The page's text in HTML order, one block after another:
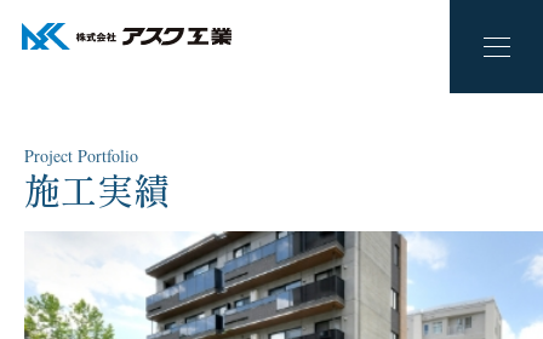
Project Portfolio
施工実績